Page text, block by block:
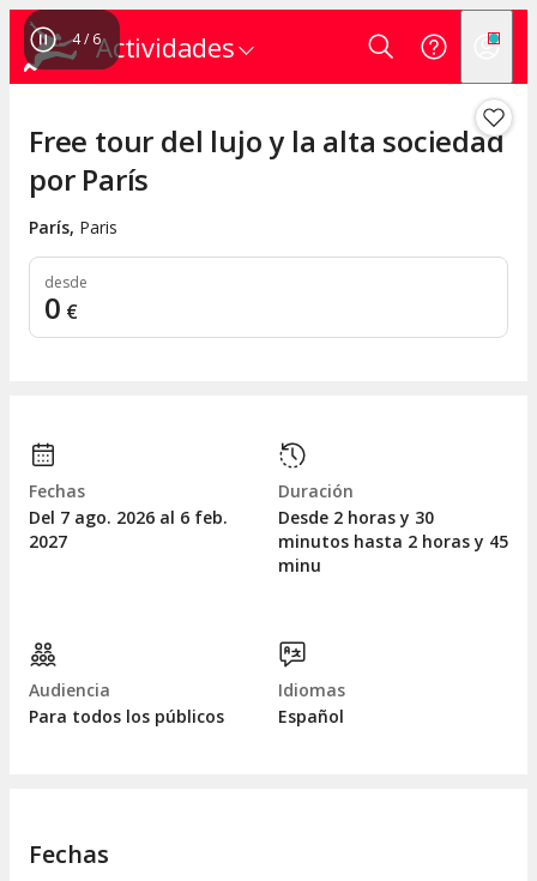
Actividades
4/ 6
Free tour del lujo y la alta sociedad
por París
París, Paris
desde
0 €
Fechas
Del 7 ago. 2026 al 6 feb.
2027
Duración
Desde 2 horas y 30
minutos hasta 2 horas y 45
minu
Audiencia
Para todos los públicos
Idiomas
Español
Fechas